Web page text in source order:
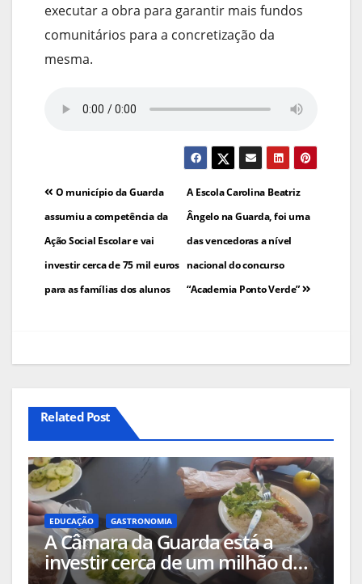
executar a obra para garantir mais fundos
comunitários para a concretização da
mesma.
Navegação
de
artigos
A Escola Carolina Beatriz
Ângelo na Guarda, foi uma
das vencedoras a nível
nacional do concurso
“Academia Ponto Verde”
O município da Guarda
assumiu a competência da
Ação Social Escolar e vai
investir cerca de 75 mil euros
para as famílias dos alunos
Related Post
EDUCAÇÃO GASTRONOMIA
A Câmara da Guarda está a
investir cerca de um milhão de